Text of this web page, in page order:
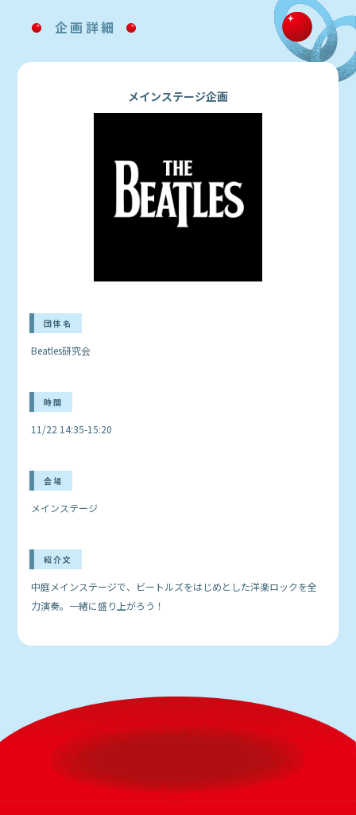
企画詳細
メインステージ企画
団体名
Beatles研究会
時間
11/22 14:35-15:20
会場
メインステージ
紹介文
中庭メインステージで、ビートルズをはじめとした洋楽ロックを全
力演奏。一緒に盛り上がろう！